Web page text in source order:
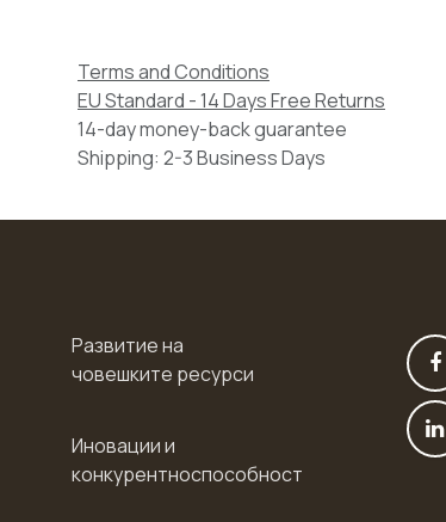
Terms and Conditions
EU Standard - 14 Days Free Returns
14-day money-back guarantee
Shipping: 2-3 Business Days
Развитие на
човешките ресурси
Иновации и
конкурентноспособност